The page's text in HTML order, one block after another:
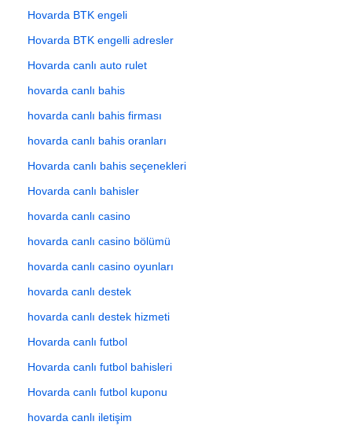
Hovarda BTK engeli
Hovarda BTK engelli adresler
Hovarda canlı auto rulet
hovarda canlı bahis
hovarda canlı bahis firması
hovarda canlı bahis oranları
Hovarda canlı bahis seçenekleri
Hovarda canlı bahisler
hovarda canlı casino
hovarda canlı casino bölümü
hovarda canlı casino oyunları
hovarda canlı destek
hovarda canlı destek hizmeti
Hovarda canlı futbol
Hovarda canlı futbol bahisleri
Hovarda canlı futbol kuponu
hovarda canlı iletişim